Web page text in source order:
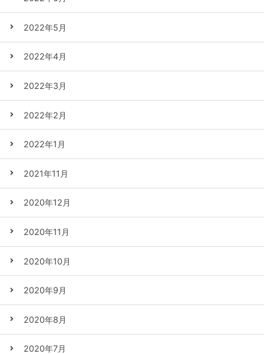
2022年5月
2022年4月
2022年3月
2022年2月
2022年1月
2021年11月
2020年12月
2020年11月
2020年10月
2020年9月
2020年8月
2020年7月